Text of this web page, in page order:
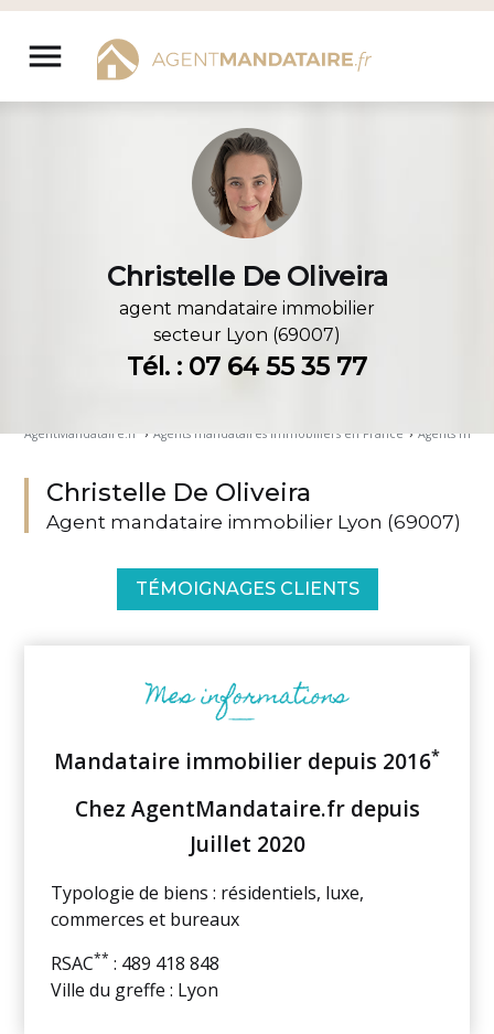
Aller
contenu
menu
Christelle De Oliveira
agent mandataire immobilier
secteur Lyon (69007)
Tél. : 07 64 55 35 77
AgentMandataire.fr › Agents mandataires immobiliers en France › Agents
Christelle De Oliveira
Agent mandataire immobilier Lyon (69007)
TÉMOIGNAGES CLIENTS
Mandataire immobilier depuis 2016*
Chez AgentMandataire.fr depuis
Juillet 2020
Typologie de biens : résidentiels, luxe,
commerces et bureaux
RSAC** : 489 418 848
Ville du greffe : Lyon